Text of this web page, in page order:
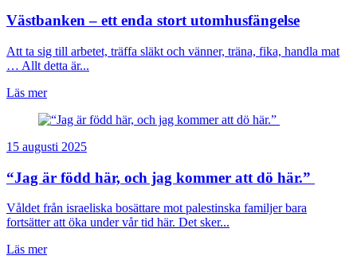
Västbanken – ett enda stort utomhusfängelse
Att ta sig till arbetet, träffa släkt och vänner, träna, fika, handla mat
… Allt detta är...
Läs mer
15 augusti 2025
“Jag är född här, och jag kommer att dö här.”
Våldet från israeliska bosättare mot palestinska familjer bara
fortsätter att öka under vår tid här. Det sker...
Läs mer